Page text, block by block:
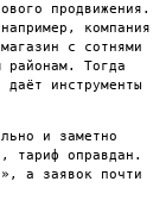
продвижения.
компания
с сотнями
районам. Тогда
инструменты
и заметно
тариф оправдан.
а заявок почти